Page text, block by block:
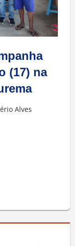
(17) na
Alves